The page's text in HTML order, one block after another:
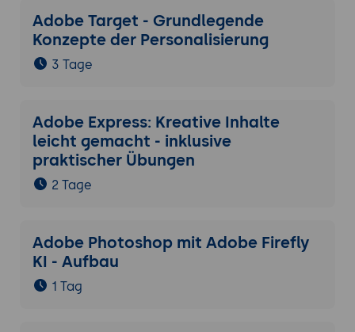
Adobe Target - Grundlegende
Konzepte der Personalisierung
3 Tage
Adobe Express: Kreative Inhalte
leicht gemacht - inklusive
praktischer Übungen
2 Tage
Adobe Photoshop mit Adobe Firefly
KI - Aufbau
1 Tag